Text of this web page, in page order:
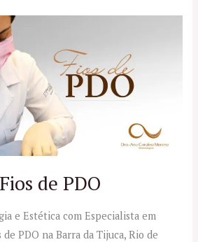
de PDO
e Estética com Especialista em
PDO na Barra da Tijuca, Rio de